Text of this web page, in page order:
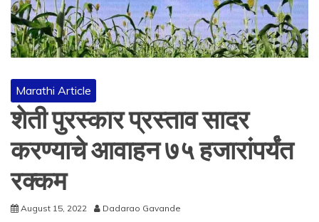
Marathi Article
शेती पुरस्कार प्रस्ताव सादर
करण्याचे आवाहन ७५ हजारांपर्यंत
रक्कम
August 15, 2022 Dadarao Gavande